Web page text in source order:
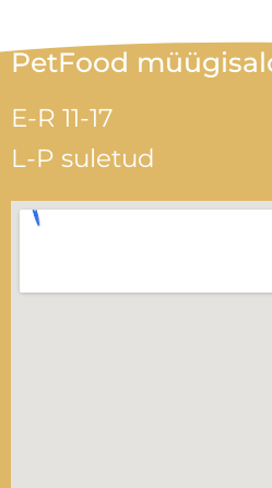
PetFood
E-R 11-17
L-P suletud